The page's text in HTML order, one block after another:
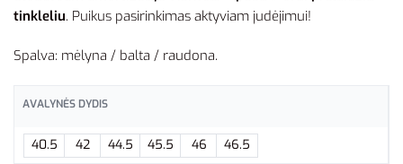
tinkleliu. Puikus pasirinkimas aktyviam judėjimui!
Spalva: mėlyna / balta / raudona.
AVALYNĖS DYDIS
40.5 42 44.5 45.5 46 46.5